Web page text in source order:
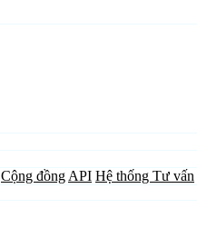
Cộng đồng API Hệ thống Tư vấn